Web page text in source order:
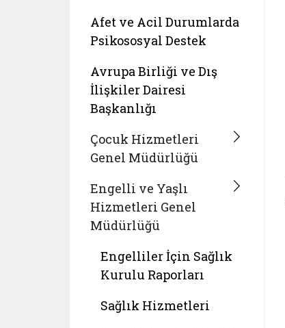
Afet ve Acil Durumlarda
Psikososyal Destek
Avrupa Birliği ve Dış
İlişkiler Dairesi
Başkanlığı
Çocuk Hizmetleri
Genel Müdürlüğü
Engelli ve Yaşlı
Hizmetleri Genel
Müdürlüğü
Engelliler İçin Sağlık
Kurulu Raporları
Sağlık Hizmetleri